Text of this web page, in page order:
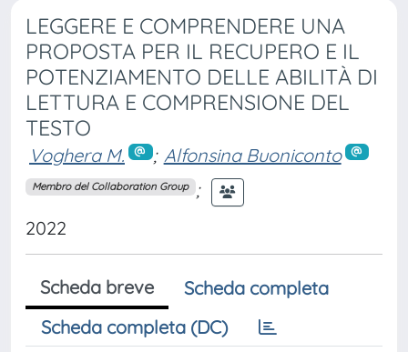
LEGGERE E COMPRENDERE UNA
PROPOSTA PER IL RECUPERO E IL
POTENZIAMENTO DELLE ABILITÀ DI
LETTURA E COMPRENSIONE DEL
TESTO
Voghera M. ; Alfonsina Buoniconto
Membro del Collaboration Group ;
2022
Scheda breve
Scheda completa
Scheda completa (DC)